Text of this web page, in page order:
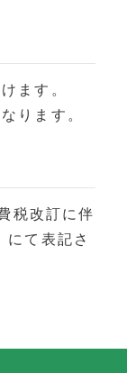
ます。
ります。
税改訂に伴
て表記さ